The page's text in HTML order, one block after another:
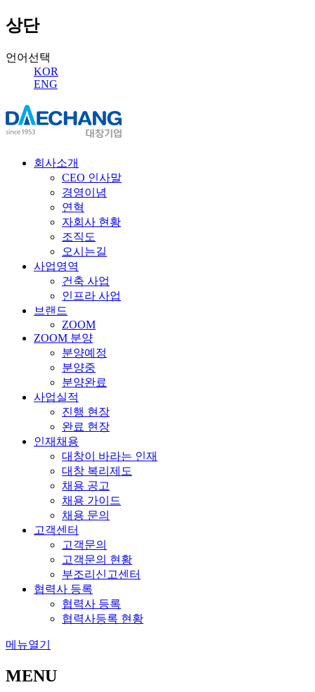
상단
언어선택
KOR
ENG
회사소개
CEO 인사말
경영이념
연혁
자회사 현황
조직도
오시는길
사업영역
건축 사업
인프라 사업
브랜드
ZOOM
ZOOM 분양
분양예정
분양중
분양완료
사업실적
진행 현장
완료 현장
인재채용
대창이 바라는 인재
대창 복리제도
채용 공고
채용 가이드
채용 문의
고객센터
고객문의
고객문의 현황
부조리신고센터
협력사 등록
협력사 등록
협력사등록 현황
메뉴열기
MENU